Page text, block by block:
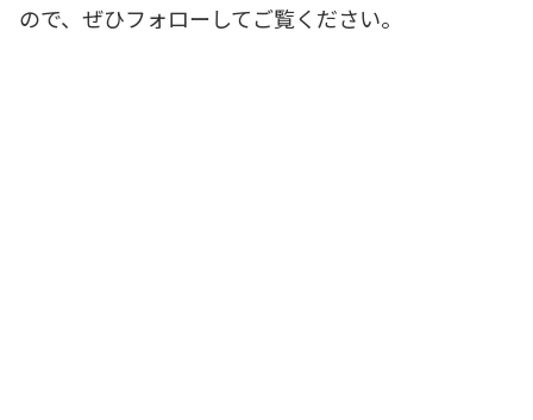
ので、ぜひフォローしてご覧ください。